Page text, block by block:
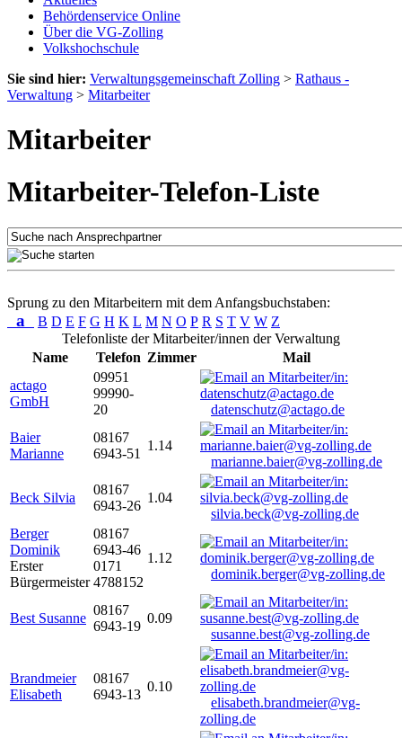
Behördenservice Online
Über die VG-Zolling
Volkshochschule
Sie sind hier: Verwaltungsgemeinschaft Zolling > Rathaus -
Verwaltung > Mitarbeiter
Mitarbeiter
Mitarbeiter-Telefon-Liste
Sprung zu den Mitarbeitern mit dem Anfangsbuchstaben:
a B D E F G H K L M N O P R S T V W Z
Telefonliste der Mitarbeiter/innen der Verwaltung
Name
Telefon Zimmer
Mail
actago
GmbH
09951
99990-
20
datenschutz@actago.de
Baier
Marianne
08167
6943-51
1.14
marianne.baier@vg-zolling.de
Beck Silvia
08167
6943-26
1.04
silvia.beck@vg-zolling.de
Berger
Dominik
Erster
Bürgermeister
08167
6943-46
0171
4788152
1.12
dominik.berger@vg-zolling.de
Best Susanne
08167
6943-19
0.09
susanne.best@vg-zolling.de
Brandmeier
Elisabeth
08167
6943-13
0.10
elisabeth.brandmeier@vg-
zolling.de